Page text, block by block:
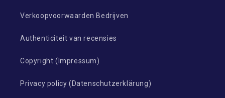
Verkoopvoorwaarden Bedrijven
Authenticiteit van recensies
Copyright (Impressum)
Privacy policy (Datenschutzerklärung)